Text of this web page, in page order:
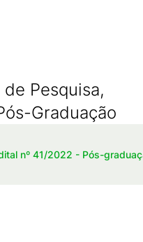
Pesquisa,
Graduação
nº 41/2022 - Pós-